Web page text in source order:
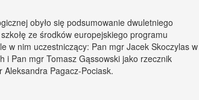
obyło się podsumowanie dwuletniego
ze środków europejskiego programu
w nim uczestniczący: Pan mgr Jacek Skoczylas w
i Pan mgr Tomasz Gąssowski jako rzecznik
Pagacz-Pociask.